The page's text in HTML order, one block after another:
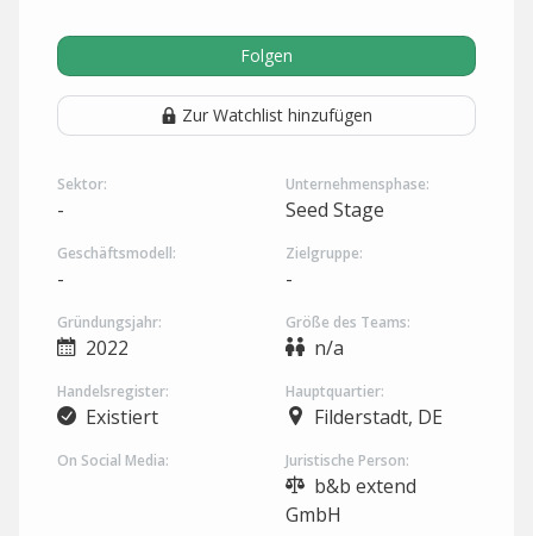
Folgen
Zur Watchlist hinzufügen
Sektor:
-
Unternehmensphase:
Seed Stage
Geschäftsmodell:
-
Zielgruppe:
-
Gründungsjahr:
2022
Größe des Teams:
n/a
Handelsregister:
Existiert
Hauptquartier:
Filderstadt, DE
On Social Media: Juristische Person:
b&b extend
GmbH